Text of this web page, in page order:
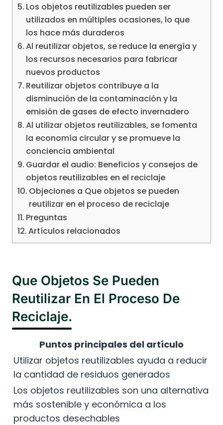
Los objetos reutilizables pueden ser
utilizados en múltiples ocasiones, lo que
los hace más duraderos
Al reutilizar objetos, se reduce la energía y
los recursos necesarios para fabricar
nuevos productos
Reutilizar objetos contribuye a la
disminución de la contaminación y la
emisión de gases de efecto invernadero
Al utilizar objetos reutilizables, se fomenta
la economía circular y se promueve la
conciencia ambiental
Guardar el audio: Beneficios y consejos de
objetos reutilizables en el reciclaje
Objeciones a Que objetos se pueden
reutilizar en el proceso de reciclaje
Preguntas
Artículos relacionados
Que Objetos Se Pueden
Reutilizar En El Proceso De
Reciclaje.
Puntos principales del artículo
Utilizar objetos reutilizables ayuda a reducir
la cantidad de residuos generados
Los objetos reutilizables son una alternativa
más sostenible y económica a los
productos desechables